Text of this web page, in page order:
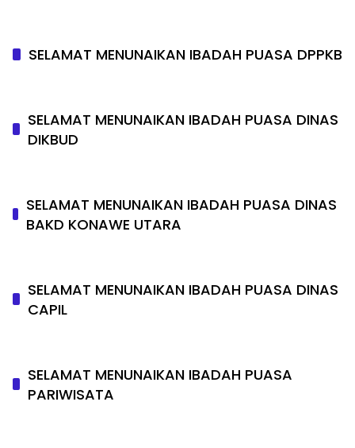
SELAMAT MENUNAIKAN IBADAH PUASA DPPKB
SELAMAT MENUNAIKAN IBADAH PUASA DINAS
DIKBUD
SELAMAT MENUNAIKAN IBADAH PUASA DINAS
BAKD KONAWE UTARA
SELAMAT MENUNAIKAN IBADAH PUASA DINAS
CAPIL
SELAMAT MENUNAIKAN IBADAH PUASA
PARIWISATA